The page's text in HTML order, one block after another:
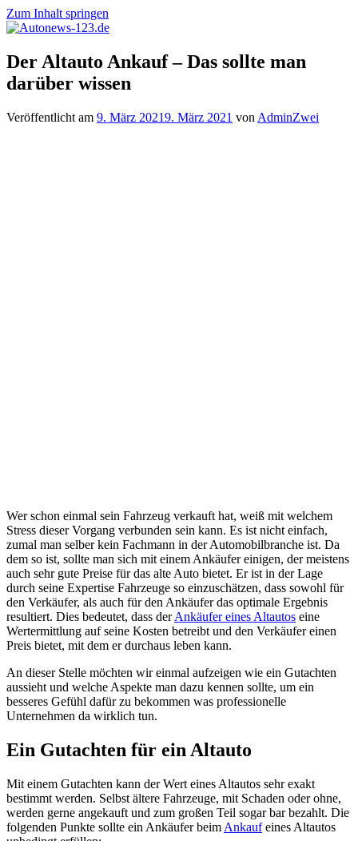
Zum Inhalt springen
Autonews-
123.de
Autonews
mit
Charme
Der Altauto Ankauf – Das sollte man
darüber wissen
Veröffentlicht am 9. März 20219. März 2021 von AdminZwei
Wer schon einmal sein Fahrzeug verkauft hat, weiß mit welchem
Stress dieser Vorgang verbunden sein kann. Es ist nicht einfach,
zumal man selber kein Fachmann in der Automobilbranche ist. Da
dem so ist, sollte man sich mit einem Ankäufer einigen, der meistens
auch sehr gute Preise für das alte Auto bietet. Er ist in der Lage
durch seine Expertise Fahrzeuge so einzuschätzen, dass sowohl für
den Verkäufer, als auch für den Ankäufer das optimale Ergebnis
resultiert. Dies bedeutet, dass derAnkäufer eines Altautos eine
Wertermittlung auf seine Kosten betreibt und den Verkäufer einen
Preis bietet, mit dem er durchaus leben kann.
An dieser Stelle möchten wir einmal aufzeigen wie ein Gutachten
aussieht und welche Aspekte man dazu kennen sollte, um ein
besseres Gefühl dafür zu bekommen was professionelle
Unternehmen da wirklich tun.
Ein Gutachten für ein Altauto
Mit einem Gutachten kann der Wert eines Altautos sehr exakt
bestimmt werden. Selbst ältere Fahrzeuge, mit Schaden oder ohne,
werden gerne angekauft und zum großen Teil sogar bar bezahlt. Die
folgenden Punkte sollte ein Ankäufer beim Ankaufeines Altautos